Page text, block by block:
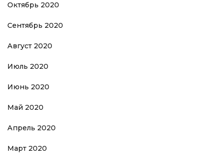
Октябрь 2020
Сентябрь 2020
Август 2020
Июль 2020
Июнь 2020
Май 2020
Апрель 2020
Март 2020